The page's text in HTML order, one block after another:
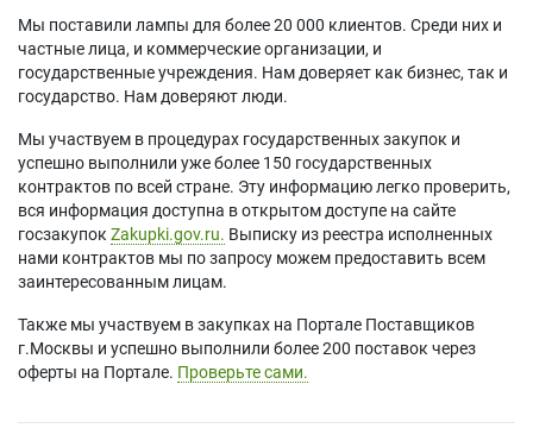
Мы поставили лампы для более 20 000 клиентов. Среди них и
частные лица, и коммерческие организации, и
государственные учреждения. Нам доверяет как бизнес, так и
государство. Нам доверяют люди.
Мы участвуем в процедурах государственных закупок и
успешно выполнили уже более 150 государственных
контрактов по всей стране. Эту информацию легко проверить,
вся информация доступна в открытом доступе на сайте
госзакупок Zakupki.gov.ru. Выписку из реестра исполненных
нами контрактов мы по запросу можем предоставить всем
заинтересованным лицам.
Также мы участвуем в закупках на Портале Поставщиков
г.Москвы и успешно выполнили более 200 поставок через
оферты на Портале. Проверьте сами.